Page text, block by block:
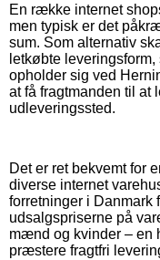
En række internet
men typisk er det
sum. Som alternativ
letkøbte
opholder sig ved
at få fragtmanden til at
udleveringssted.
Det er ret bekvemt for
diverse internet
forretninger i
udsalgspriserne på
mænd og kvinder – en
præstere fragtfri